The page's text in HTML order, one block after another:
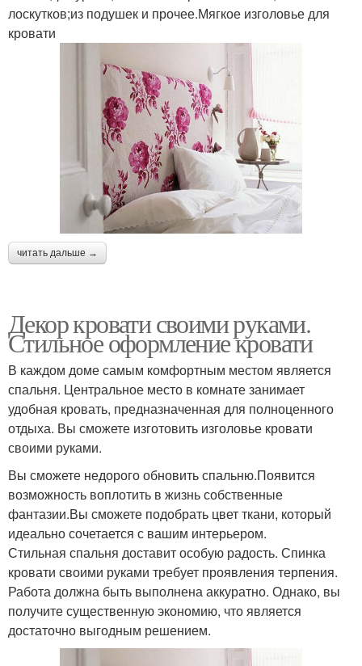
лоскутков;из подушек и прочее.Мягкое изголовье для
кровати
читать дальше →
Декор кровати своими руками.
Стильное оформление кровати
В каждом доме самым комфортным местом является
спальня. Центральное место в комнате занимает
удобная кровать, предназначенная для полноценного
отдыха. Вы сможете изготовить изголовье кровати
своими руками.
Вы сможете недорого обновить спальню.Появится
возможность воплотить в жизнь собственные
фантазии.Вы сможете подобрать цвет ткани, который
идеально сочетается с вашим интерьером.
Стильная спальня доставит особую радость. Спинка
кровати своими руками требует проявления терпения.
Работа должна быть выполнена аккуратно. Однако, вы
получите существенную экономию, что является
достаточно выгодным решением.